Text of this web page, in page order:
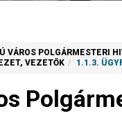
VÁROS POLGÁRMESTERI
VEZETŐK 1.1.3.